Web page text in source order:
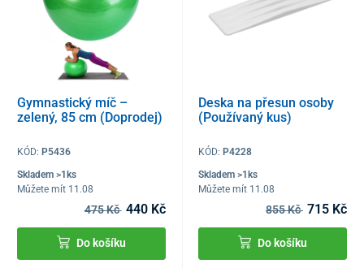
Gymnastický míč –
zelený, 85 cm (Doprodej)
KÓD: P5436
Skladem >1ks
Můžete mít 11.08
475 Kč 440 Kč
Do košíku
Deska na přesun osoby
(Používaný kus)
KÓD:P4228
Skladem >1ks
Můžete mít 11.08
855 Kč 715 Kč
Do košíku